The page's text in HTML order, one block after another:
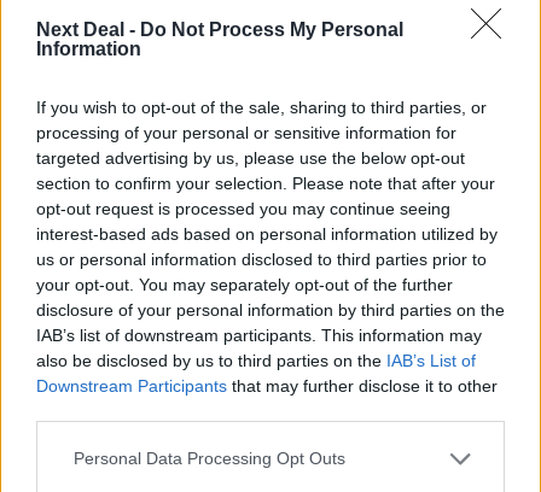
Next Deal - Do Not Process My Personal
Information
If you wish to opt-out of the sale, sharing to third parties, or
processing of your personal or sensitive information for
targeted advertising by us, please use the below opt-out
section to confirm your selection. Please note that after your
opt-out request is processed you may continue seeing
interest-based ads based on personal information utilized by
us or personal information disclosed to third parties prior to
your opt-out. You may separately opt-out of the further
disclosure of your personal information by third parties on the
IAB’s list of downstream participants. This information may
also be disclosed by us to third parties on the IAB’s List of
Downstream Participants that may further disclose it to other
Personal Data Processing Opt Outs
06.08.2026 - 08:40
Η γαλλική «ψήφος» στο «καλώδιο» και τα συμφέροντα, οι
Βαρδινογιάννη- Εξάρχου και ο διπλασιασμός των κερδών της
ΔΕΗ
05.08.2026 - 13:37
Randy Schekman, Νομπελίστας Ιατρικής: «Σε πέντε χρόνια
μπορεί να έχουμε θεραπεία που αναστέλλει την εξέλιξη του
05.08.2026 - 12:33
Ε.Ε και παράνομη μετανάστευση: προτάσεις και δράσεις με
παρονομαστή το κοινό συμφέρον